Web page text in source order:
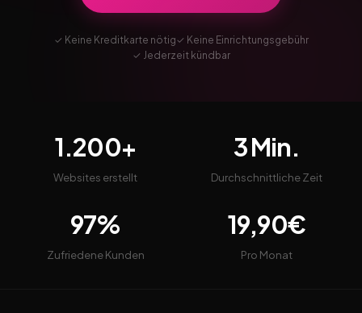
✓ Keine Kreditkarte nötig✓ Keine Einrichtungsgebühr
✓ Jederzeit kündbar
1.200+
Websites erstellt
3 Min.
Durchschnittliche Zeit
97%
Zufriedene Kunden
19,90€
Pro Monat